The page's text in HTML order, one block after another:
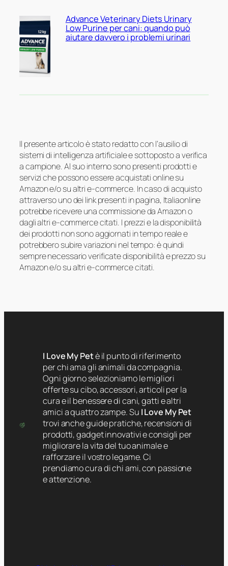
Advance Veterinary Diets Urinary
Low Purine per cani: quando può
aiutare davvero i problemi urinari
Il presente articolo è stato redatto con l’ausilio di
sistemi di intelligenza artificiale e sottoposto a verifica
a campione. Al suo interno sono presenti prodotti e
servizi che possono essere acquistati online su
Amazon e/o su altri e-commerce. In caso di acquisto
attraverso uno dei link presenti in pagina, Italiaonline
potrebbe ricevere una commissione da Amazon o
dagli altri e-commerce citati. I prezzi e la disponibilità
dei prodotti non sono aggiornati in tempo reale e
potrebbero subire variazioni nel tempo: è quindi
sempre necessario verificate disponibilità e prezzo su
Amazon e/o su altri e-commerce citati.
I Love My Petè il punto di riferimento
per chi ama gli animali da compagnia.
Ogni giorno selezioniamo le migliori
offerte su cibo, accessori, articoli per la
cura e il benessere di cani, gatti e altri
amici a quattro zampe. Su I Love My Pet
trovi anche guide pratiche, recensioni di
prodotti, gadget innovativi e consigli per
migliorare la vita del tuo animale e
rafforzare il vostro legame. Ci
prendiamo cura di chi ami, con passione
e attenzione.